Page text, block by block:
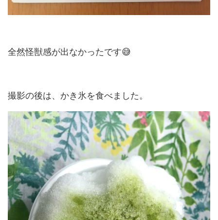
全然怪獣感が出なかったです😅
撮影の後は、かき氷を食べました。